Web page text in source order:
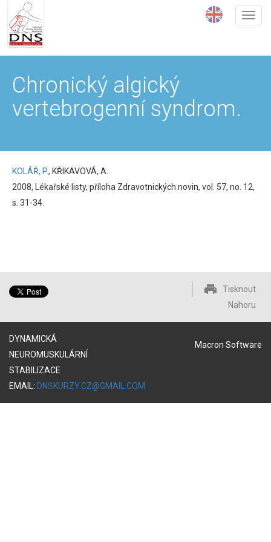
hlavnímu
obsahu
Chronický algický
vertebrogenní syndrom.
KOLÁŘ, P., KŘIKAVOVÁ, A.
2008, Lékařské listy, příloha Zdravotnických novin, vol. 57, no. 12,
s. 31-34.
Tisknout
Nahoru
DYNAMICKÁ
NEUROMUSKULÁRNÍ
STABILIZACE
EMAIL: DNSKURZY.CZ@GMAIL.COM
Macron Software